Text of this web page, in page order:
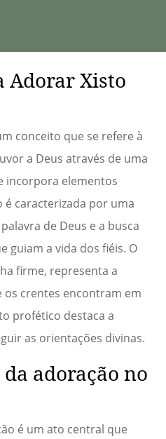
Adorar Xisto
conceito que se refere à
a Deus através de uma
incorpora elementos
é caracterizada por uma
de Deus e a busca
guiam a vida dos fiéis. O
firme, representa a
os crentes encontram em
profético destaca a
as orientações divinas.
adoração no
é um ato central que